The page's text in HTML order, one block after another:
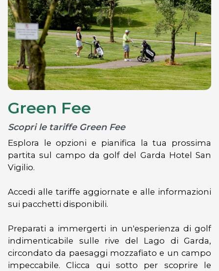
Green Fee
Scopri le tariffe Green Fee
Esplora le opzioni e pianifica la tua prossima
partita sul campo da golf del Garda Hotel San
Vigilio.
Accedi alle tariffe aggiornate e alle informazioni
sui pacchetti disponibili.
Preparati a immergerti in un'esperienza di golf
indimenticabile sulle rive del Lago di Garda,
circondato da paesaggi mozzafiato e un campo
impeccabile. Clicca qui sotto per scoprire le